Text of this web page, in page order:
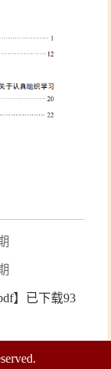
】已下载93